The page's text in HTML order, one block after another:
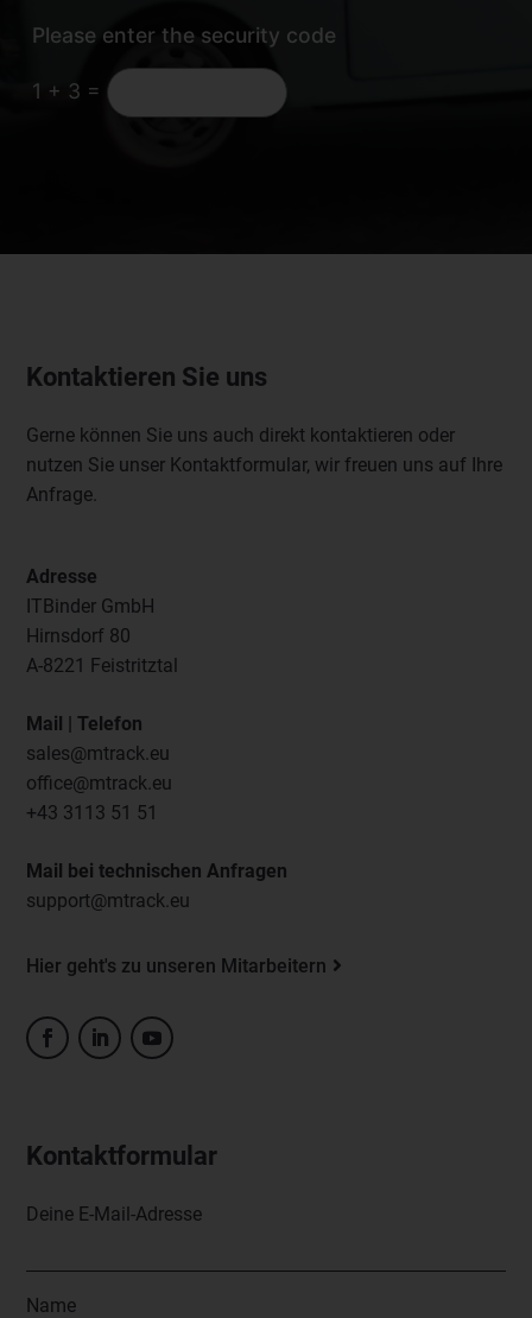
Please enter the security code
1 + 3 =
Kontaktieren Sie uns
Gerne können Sie uns auch direkt kontaktieren oder
nutzen Sie unser Kontaktformular, wir freuen uns auf Ihre
Anfrage.
Adresse
ITBinder GmbH
Hirnsdorf 80
A-8221 Feistritztal
Mail | Telefon
sales@mtrack.eu
office@mtrack.eu
+43 3113 51 51
Mail bei technischen Anfragen
support@mtrack.eu
Hier geht's zu unseren Mitarbeitern
Kontaktformular
Deine E-Mail-Adresse
Name